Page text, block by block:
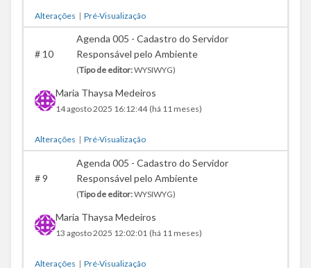
Alterações | Pré-Visualização
#10
Agenda 005 - Cadastro do Servidor
Responsável pelo Ambiente
(Tipo de editor:WYSIWYG)
Maria Thaysa Medeiros
14 agosto 2025 16:12:44 (há 11 meses)
Alterações | Pré-Visualização
#9
Agenda 005 - Cadastro do Servidor
Responsável pelo Ambiente
(Tipo de editor:WYSIWYG)
Maria Thaysa Medeiros
13 agosto 2025 12:02:01 (há 11 meses)
Alterações | Pré-Visualização